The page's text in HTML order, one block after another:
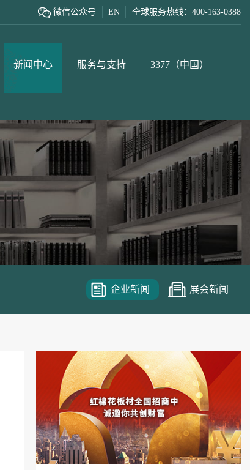
微信公众号 EN 全球服务热线：400-163-0388
新闻中心 服务与支持 3377（中国）
企业新闻 展会新闻